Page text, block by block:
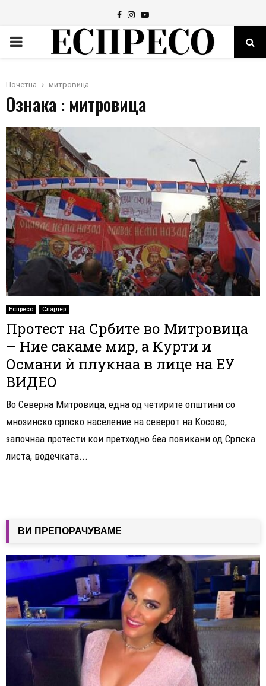
Facebook
Instagram
Youtube
PRIMARY
Почетна митровица
Ознака : митровица
Еспресо Слајдер
Протест на Србите во Митровица
– Ние сакаме мир, а Курти и
Османи ѝ плукнаа в лице на ЕУ
ВИДЕО
Во Северна Митровица, една од четирите општини со
мнозинско српско население на северот на Косово,
започнаа протести кои претходно беа повикани од Српска
листа, водечката...
ВИ ПРЕПОРАЧУВАМЕ